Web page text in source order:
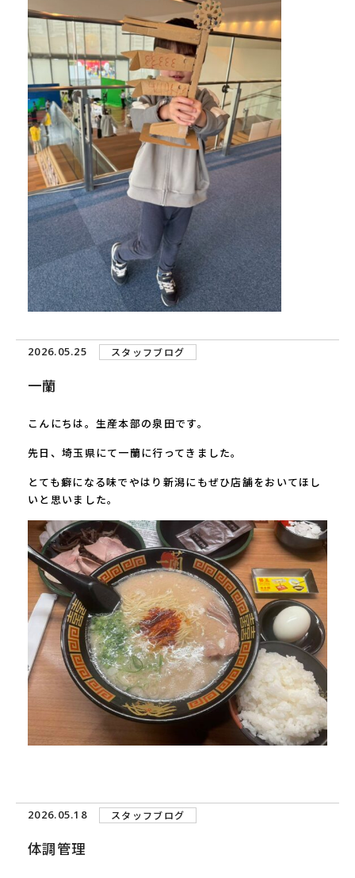
2026.05.25 スタッフブログ
一蘭
こんにちは。生産本部の泉田です。
先日、埼玉県にて一蘭に行ってきました。
とても癖になる味でやはり新潟にもぜひ店舗をおいてほし
いと思いました。
2026.05.18 スタッフブログ
体調管理